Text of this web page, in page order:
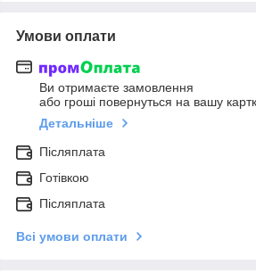
Умови оплати
Ви отримаєте замовлення
або гроші повернуться на вашу
Детальніше
Післяплата
Готівкою
Післяплата
Всі умови оплати